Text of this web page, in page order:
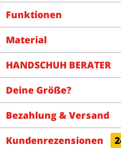
Funktionen
Material
HANDSCHUH BERATER
Deine Größe?
Bezahlung & Versand
Kundenrezensionen